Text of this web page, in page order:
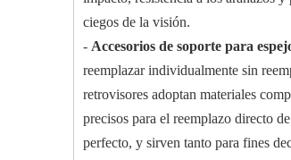
ciegos de la visión.
- Accesorios de soporte para
reemplazar individualmente sin
retrovisores adoptan materiales
precisos para el reemplazo directo
perfecto, y sirven tanto para fines